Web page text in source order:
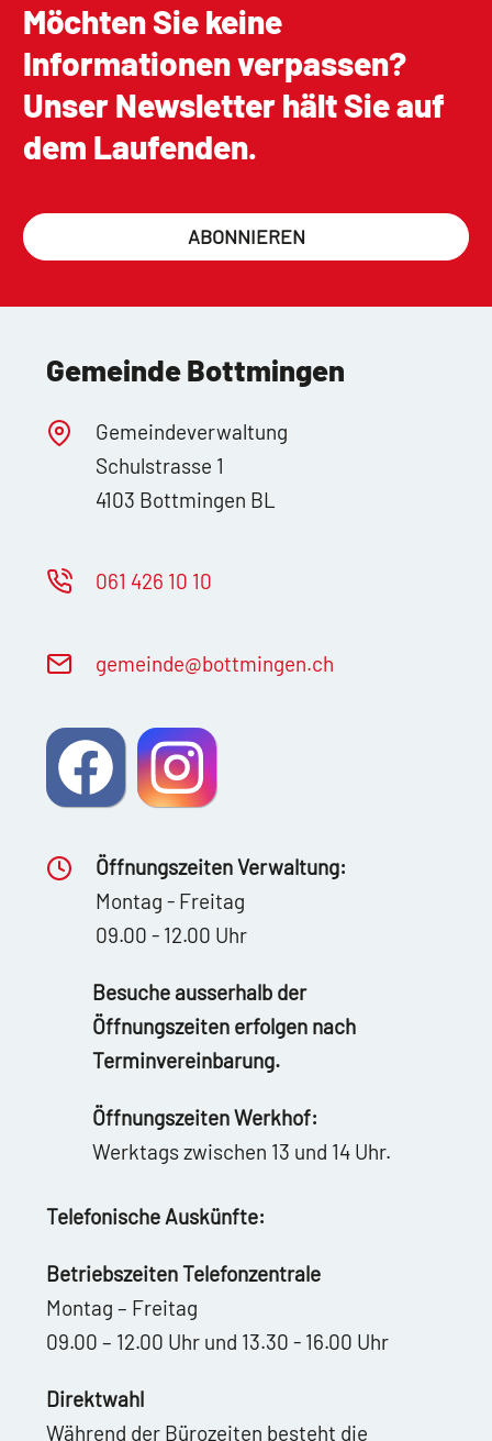
Möchten Sie keine
Informationen verpassen?
Unser Newsletter hält Sie auf
dem Laufenden.
ABONNIEREN
Gemeinde Bottmingen
Gemeindeverwaltung
Schulstrasse 1
4103 Bottmingen BL
061 426 10 10
g m nd b ttm ng n ch
Öffnungszeiten Verwaltung:
Montag - Freitag
09.00 - 12.00 Uhr
Besuche ausserhalb der
Öffnungszeiten erfolgen nach
Terminvereinbarung.
Öffnungszeiten Werkhof:
Werktags zwischen 13 und 14 Uhr.
Telefonische Auskünfte:
Betriebszeiten Telefonzentrale
Montag – Freitag
09.00 – 12.00 Uhr und 13.30 - 16.00 Uhr
Direktwahl
Während der Bürozeiten besteht die